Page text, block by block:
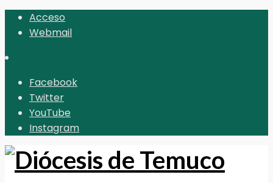
Acceso
Webmail
Facebook
Twitter
YouTube
Instagram